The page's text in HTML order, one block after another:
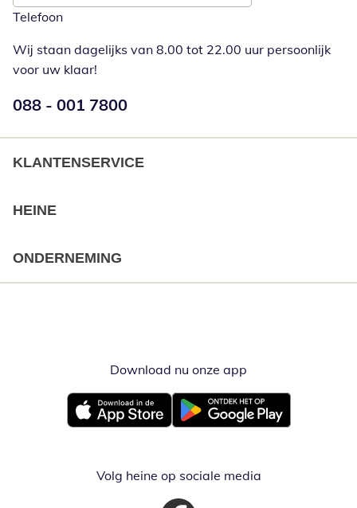
Telefoon
Wij staan dagelijks van 8.00 tot 22.00 uur persoonlijk
voor uw klaar!
Telefoonnummer:
088 - 001 7800
KLANTENSERVICE
HEINE
ONDERNEMING
Download nu onze app
Opent in nieuw vensterOpent in nieuw venster
Volg heine op sociale media